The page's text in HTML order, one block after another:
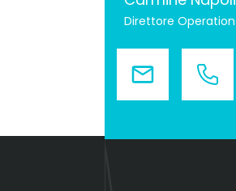
Direttore Operation